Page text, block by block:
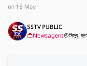
on 16 May
SSTV PUBLIC
Newsagent
সিঙ্গুর,